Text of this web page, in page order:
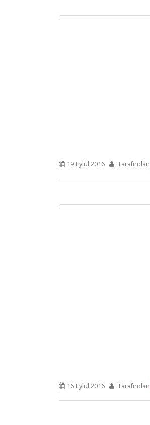
19 Eylül 2016 Tarafından
16 Eylül 2016 Tarafından